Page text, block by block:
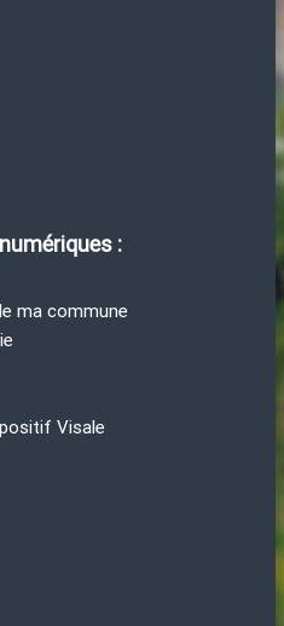
:
ma commune
Visale